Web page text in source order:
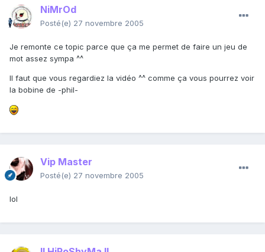
NiMrOd
Posté(e) 27 novembre 2005
Je remonte ce topic parce que ça me permet de faire un jeu de
mot assez sympa ^^
Il faut que vous regardiez la vidéo ^^ comme ça vous pourrez voir
la bobine de -phil-
Vip Master
Posté(e) 27 novembre 2005
lol